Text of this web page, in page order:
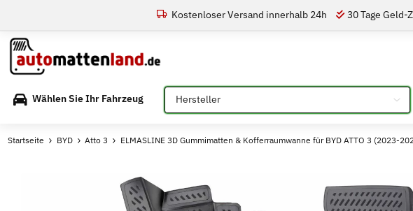
Kostenloser Versand innerhalb 24h 30 Tage Geld-
Wählen Sie Ihr Fahrzeug Bitte auswählen
Startseite BYD Atto 3 ELMASLINE 3D Gummimatten & Kofferraumwanne für BYD ATTO 3 (2023-